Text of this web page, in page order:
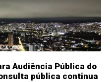
Audiência Pública do
pública continua